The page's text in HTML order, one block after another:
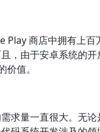
商店中拥有上
，由于安卓系统的
值。
求量一直很大。无